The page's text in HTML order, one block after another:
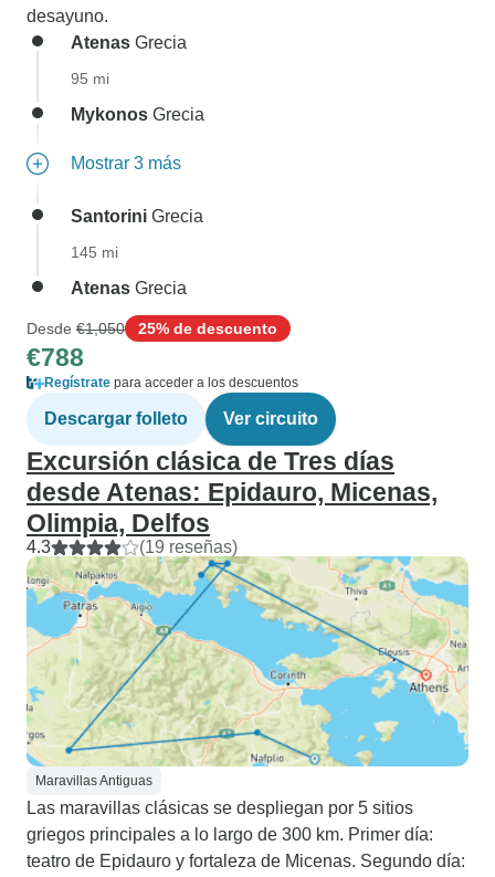
desayuno.
Atenas Grecia
95 mi
Mykonos Grecia
Mostrar 3 más
Santorini Grecia
145 mi
Atenas Grecia
Desde €1,050 25% de descuento
€788
Regístrate para acceder a los descuentos
Descargar folleto Ver circuito
Excursión clásica de Tres días
desde Atenas: Epidauro, Micenas,
Olimpia, Delfos
4.3 (19 reseñas)
Maravillas Antiguas
Las maravillas clásicas se despliegan por 5 sitios
griegos principales a lo largo de 300 km. Primer día:
teatro de Epidauro y fortaleza de Micenas. Segundo día: